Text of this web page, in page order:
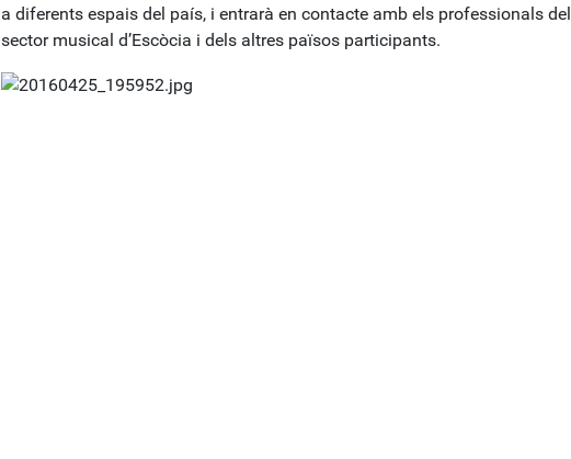
a diferents espais del país, i entrarà en contacte amb els professionals del
sector musical d’Escòcia i dels altres països participants.